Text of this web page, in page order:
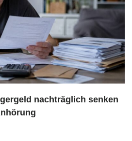
nachträglich senken